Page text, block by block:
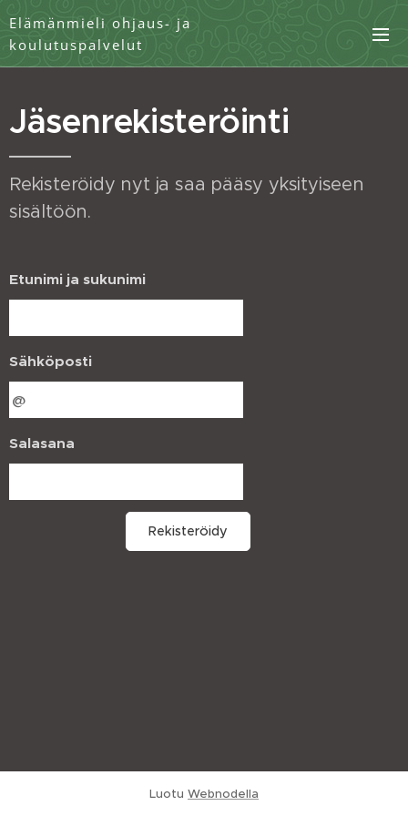
Elämänmieli ohjaus- ja
koulutuspalvelut
Jäsenrekisteröinti
Rekisteröidy nyt ja saa pääsy yksityiseen
sisältöön.
Etunimi ja sukunimi
Sähköposti
Salasana
Rekisteröidy
Luotu Webnodella